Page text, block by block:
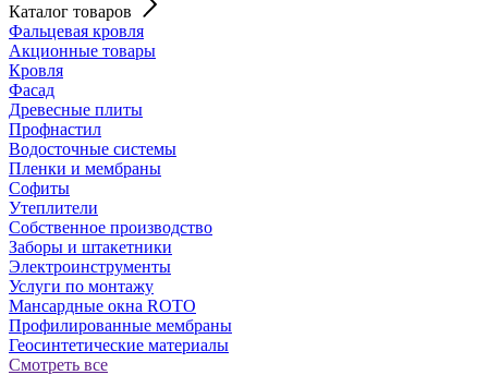
Каталог товаров
Фальцевая кровля
Акционные товары
Кровля
Фасад
Древесные плиты
Профнастил
Водосточные системы
Пленки и мембраны
Софиты
Утеплители
Собственное производство
Заборы и штакетники
Электроинструменты
Услуги по монтажу
Мансардные окна ROTO
Профилированные мембраны
Геосинтетические материалы
Смотреть все